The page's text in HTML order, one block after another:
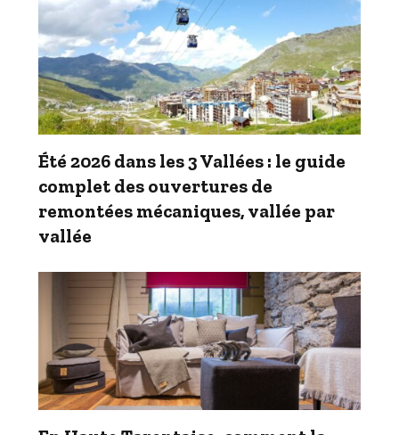
Été 2026 dans les 3 Vallées : le guide
complet des ouvertures de
remontées mécaniques, vallée par
vallée